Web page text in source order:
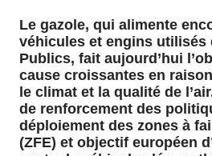
Le gazole, qui alimente
véhicules et engins utilisés
Publics, fait aujourd’hui
cause croissantes en
le climat et la qualité de
de renforcement des
déploiement des zones à
(ZFE) et objectif européen